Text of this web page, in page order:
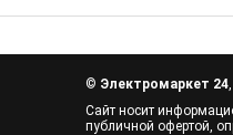
© Электромаркет 24
Сайт носит
публичной офертой,